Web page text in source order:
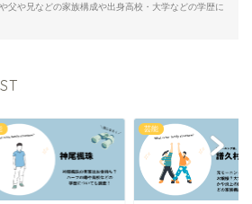
父や兄などの家族構成や出身高校・大学などの学歴に
芸能